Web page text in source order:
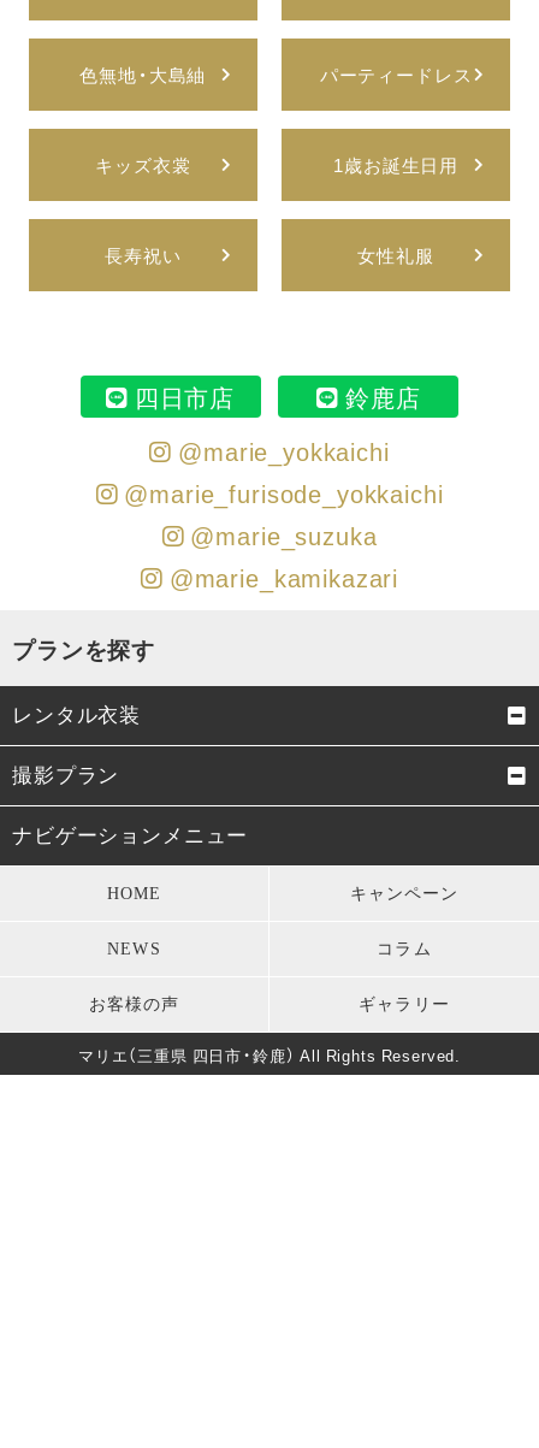
色無地・大島紬 パーティードレス
キッズ衣裳 1歳お誕生日用
長寿祝い 女性礼服
四日市店
鈴鹿店
@marie_yokkaichi
@marie_furisode_yokkaichi
@marie_suzuka
@marie_kamikazari
プランを探す
レンタル衣装
成人式振袖
男性成人式袴
七五三衣装 留袖・訪問着・振袖
モーニング・礼服 パーティードレス
キッズ衣装 長寿のお祝い
葬儀・法要
撮影プラン
成人式前撮り
ィング
バースデー マタニティフォト
ナビゲーションメニュー
HOME キャンペーン
NEWS コラム
お客様の声 ギャラリー
マリエ（三重県 四日市・鈴鹿） All Rights Reserved.